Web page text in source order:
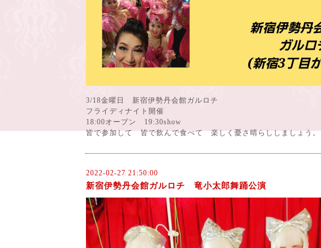
3/18金曜日 新宿伊勢丹会館ガルロチ
フライディナイト開催
18:00オープン 19:30show
皆で参加して 皆で飲んで食べて 楽しく憂さ晴らししましょう。
2022-02-27 21:50:00
新宿伊勢丹会館ガルロチ 竜小太郎舞踊公演